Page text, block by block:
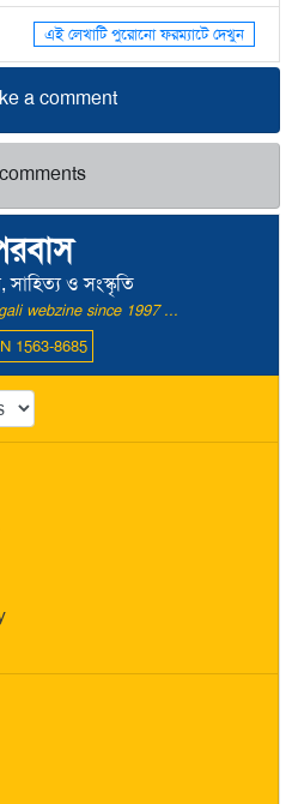
সাহিত্য ও সংস্কৃতি
webzine since 1997 ...
1563-8685
এই লেখাটি পুরোনো ফরম্যাটে দেখুন
a comment